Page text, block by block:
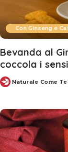
Con Ginseng e
Bevanda al
coccola i sensi
Naturale Come Te